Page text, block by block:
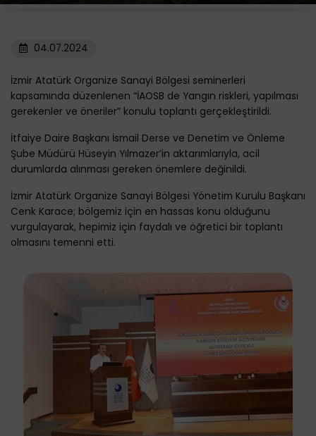
04.07.2024
İzmir Atatürk Organize Sanayi Bölgesi seminerleri
kapsamında düzenlenen “İAOSB de Yangın riskleri, yapılması
gerekenler ve öneriler” konulu toplantı gerçekleştirildi.
İtfaiye Daire Başkanı İsmail Derse ve Denetim ve Önleme
Şube Müdürü Hüseyin Yılmazer’in aktarımlarıyla, acil
durumlarda alınması gereken önemlere değinildi.
İzmir Atatürk Organize Sanayi Bölgesi Yönetim Kurulu Başkanı
Cenk Karace; bölgemiz için en hassas konu olduğunu
vurgulayarak, hepimiz için faydalı ve öğretici bir toplantı
olmasını temenni etti.